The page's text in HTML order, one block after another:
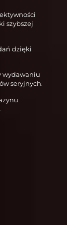
szybszej
dzięki
wydawaniu
seryjnych.